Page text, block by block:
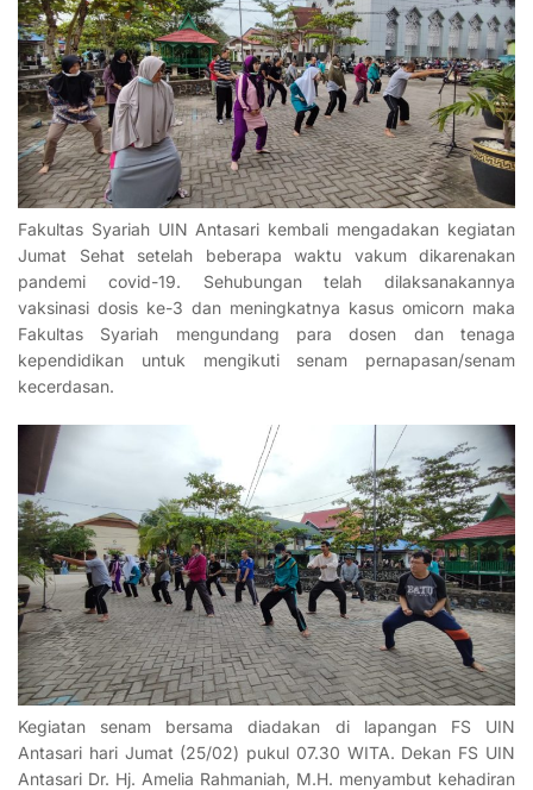
Fakultas Syariah UIN Antasari kembali mengadakan kegiatan
Jumat Sehat setelah beberapa waktu vakum dikarenakan
pandemi covid-19. Sehubungan telah dilaksanakannya
vaksinasi dosis ke-3 dan meningkatnya kasus omicorn maka
Fakultas Syariah mengundang para dosen dan tenaga
kependidikan untuk mengikuti senam pernapasan/senam
kecerdasan.
Kegiatan senam bersama diadakan di lapangan FS UIN
Antasari hari Jumat (25/02) pukul 07.30 WITA. Dekan FS UIN
Antasari Dr. Hj. Amelia Rahmaniah, M.H. menyambut kehadiran